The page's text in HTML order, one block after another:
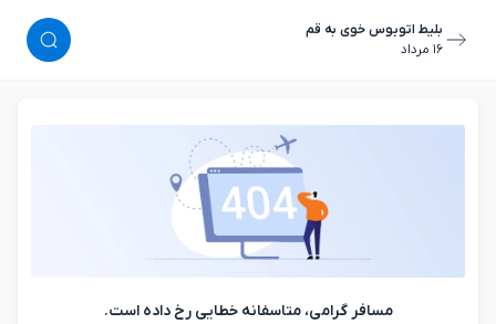
بلیط اتوبوس خوی به قم
١٦ مرداد
مسافر گرامی، متاسفانه خطایی رخ داده است.